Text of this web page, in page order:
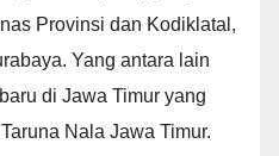
Provinsi dan Kodiklatal,
Yang antara lain
di Jawa Timur yang
Nala Jawa Timur.